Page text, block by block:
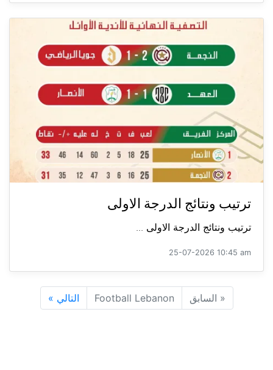
ترتيب ونتائج الدرجة الاولى
ترتيب ونتائج الدرجة الاولى ...
25-07-2026 10:45 am
« السابق Football Lebanon التالي »